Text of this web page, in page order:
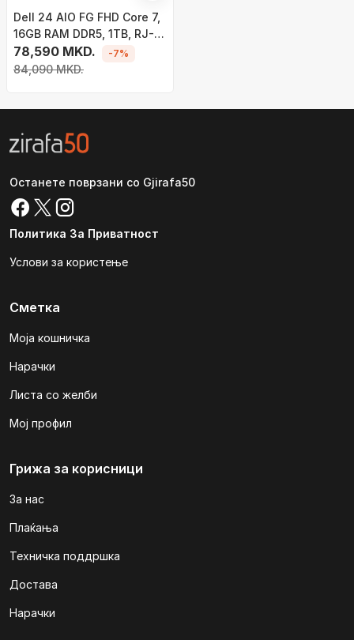
Dell 24 AIO FG FHD Core 7,
16GB RAM DDR5, 1TB, RJ-
45, бел
78,590 MKD.
84,090 MKD.
-7%
Останете поврзани со Gjirafa50
Политика За Приватност
Услови за користење
Сметка
Моја кошничка
Нарачки
Листа со желби
Мој профил
Грижа за корисници
За нас
Плаќања
Техничка поддршка
Достава
Нарачки